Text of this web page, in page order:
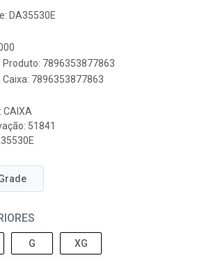
DA35530E
Produto: 7896353877863
7896353877863
CAIXA
51841
G XG